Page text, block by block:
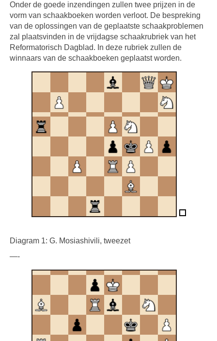
Onder de goede inzendingen zullen twee prijzen in de
vorm van schaakboeken worden verloot. De bespreking
van de oplossingen van de geplaatste schaakproblemen
zal plaatsvinden in de vrijdagse schaakrubriek van het
Reformatorisch Dagblad. In deze rubriek zullen de
winnaars van de schaakboeken geplaatst worden.
Diagram 1: G. Mosiashivili, tweezet
—-